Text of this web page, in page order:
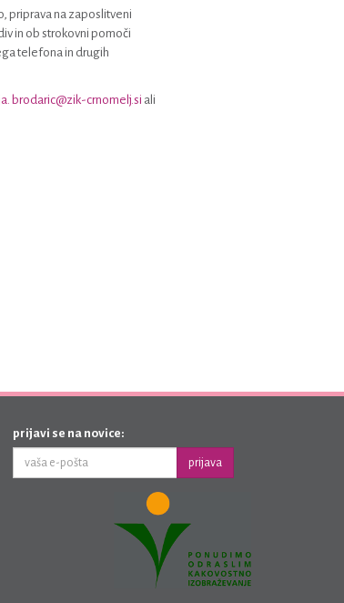
priprava na zaposlitveni
in ob strokovni pomoči
telefona in drugih
brodaric@zik-crnomelj.si ali
prijavi se na novice:
prijava